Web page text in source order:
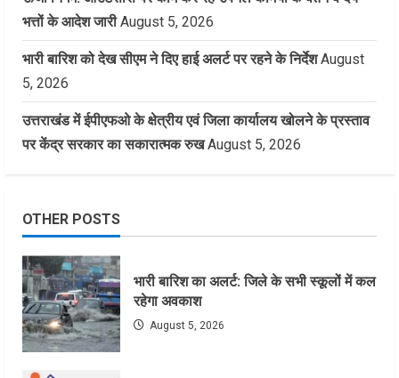
भत्तों के आदेश जारी August 5, 2026
भारी बारिश को देख सीएम ने दिए हाई अलर्ट पर रहने के निर्देश August
5, 2026
उत्तराखंड में ईपीएफओ के क्षेत्रीय एवं जिला कार्यालय खोलने के प्रस्ताव
पर केंद्र सरकार का सकारात्मक रुख August 5, 2026
OTHER POSTS
भारी बारिश का अलर्ट: जिले के सभी स्कूलों में कल
रहेगा अवकाश
August 5, 2026